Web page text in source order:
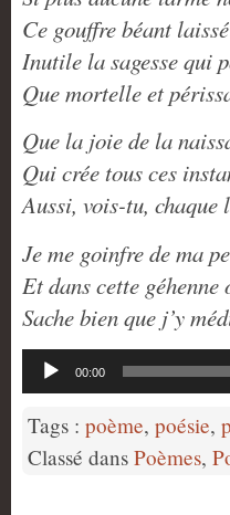
Ce gouffre béant
Inutile la sagesse qui
Que mortelle et
Que la joie de la
Qui crée tous ces
Aussi, vois-tu,
Je me goinfre de ma
Et dans cette géhenne
Sache bien que j’y
Lecteur
audio
00:00
Tags : poème, poésie,
Classé dans Poèmes,